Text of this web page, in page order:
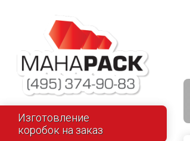
Изготовление
коробок на заказ